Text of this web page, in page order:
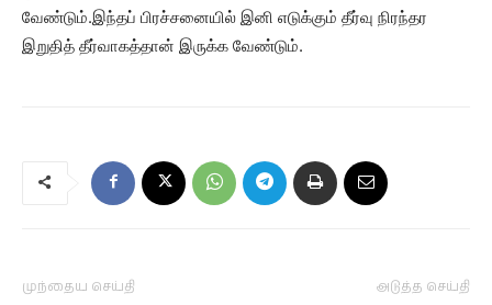
வேண்டும்.இந்தப் பிரச்சனையில் இனி எடுக்கும் தீர்வு நிரந்தர
இறுதித் தீர்வாகத்தான் இருக்க வேண்டும்.
முந்தைய செய்தி அடுத்த செய்தி